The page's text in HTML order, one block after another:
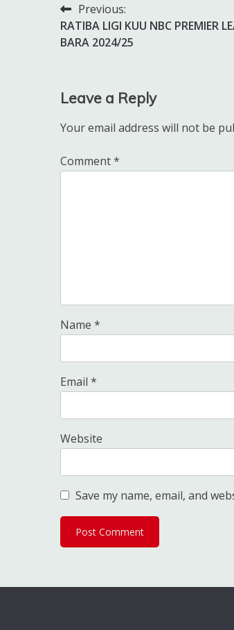
Post
navigation
Previous:
RATIBA LIGI KUU NBC PREMIER
BARA 2024/25
Leave a Reply
Your email address will not be
Comment*
Name *
Email *
Website
Save my name, email, and